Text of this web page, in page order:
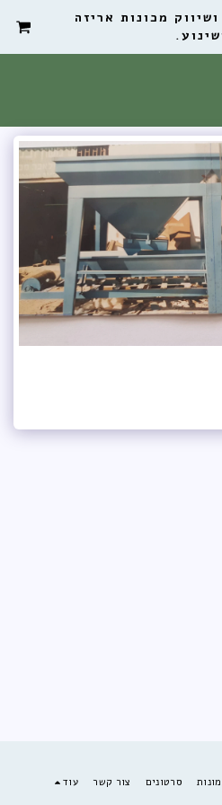
מכונות אריזה
סרטונים צור קשר עוד